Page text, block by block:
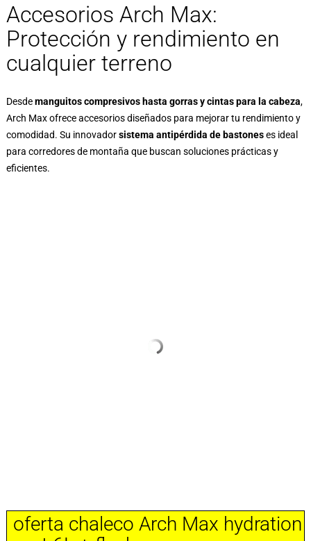
Accesorios Arch Max:
Protección y rendimiento en
cualquier terreno
Desdemanguitos compresivos hasta gorras y cintas para la cabeza,
Arch Max ofrece accesorios diseñados para mejorar tu rendimiento y
comodidad. Su innovadorsistema antipérdida de bastoneses ideal
para corredores de montaña que buscan soluciones prácticas y
eficientes.
oferta chaleco Arch Max hydration